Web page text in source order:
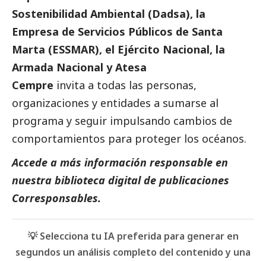
Sostenibilidad Ambiental (Dadsa), la
Empresa de Servicios Públicos de Santa
Marta (ESSMAR), el Ejército Nacional, la
Armada Nacional y Atesa
Cempre invita a todas las personas,
organizaciones y entidades a sumarse al
programa y seguir impulsando cambios de
comportamientos para proteger los océanos.
Accede a más información responsable en
nuestra biblioteca digital de publicaciones
Corresponsables.
💡 Selecciona tu IA preferida para generar en
segundos un análisis completo del contenido y una